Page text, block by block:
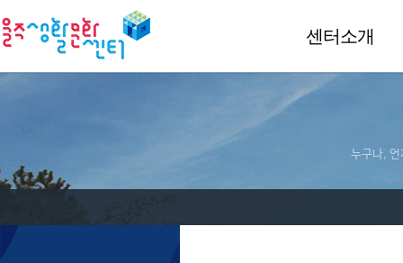
센터소개
누구나, 언